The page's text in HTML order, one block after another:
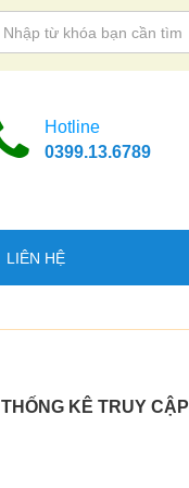
Hotline
0399.13.6789
LIÊN HỆ
THỐNG KÊ TRUY CẬP